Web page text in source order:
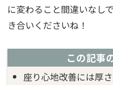
に変わること間違いなし
き合いくださいね！
この記事
座り心地改善には厚